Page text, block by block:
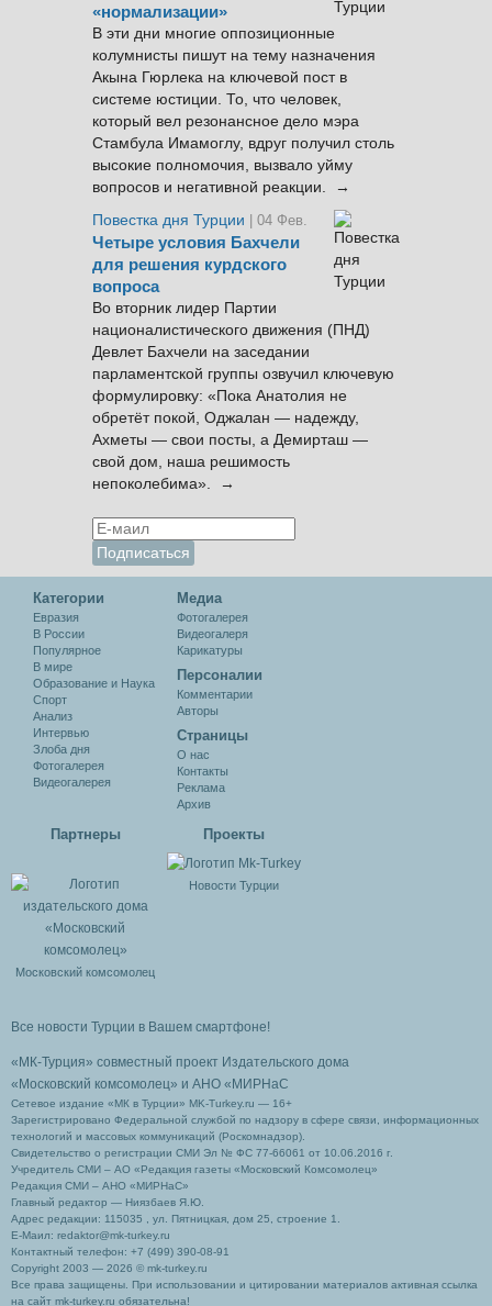
«нормализации»
В эти дни многие оппозиционные
колумнисты пишут на тему назначения
Акына Гюрлека на ключевой пост в
системе юстиции. То, что человек,
который вел резонансное дело мэра
Стамбула Имамоглу, вдруг получил столь
высокие полномочия, вызвало уйму
вопросов и негативной реакции. →
Повестка дня Турции
| 04 Фев.
Четыре условия Бахчели
для решения курдского
вопроса
Во вторник лидер Партии
националистического движения (ПНД)
Девлет Бахчели на заседании
парламентской группы озвучил ключевую
формулировку: «Пока Анатолия не
обретёт покой, Оджалан — надежду,
Ахметы — свои посты, а Демирташ —
свой дом, наша решимость
непоколебима». →
Категории
Евразия
В России
Популярное
В мире
Образование и Наука
Спорт
Анализ
Интервью
Злоба дня
Фотогалерея
Видеогалерея
Медиа
Фотогалерея
Видеогалеря
Карикатуры
Персоналии
Комментарии
Авторы
Cтраницы
О нас
Контакты
Реклама
Архив
Партнеры
Московский комсомолец
Проекты
Новости Турции
Все новости Турции в Вашем смартфоне!
«МК-Турция» совместный проект Издательского дома
«Московский комсомолец» и АНО «МИРНаС
Сетевое издание «МК в Турции» MK-Turkey.ru — 16+
Зарегистрировано Федеральной службой по надзору в сфере связи, информационных
технологий и массовых коммуникаций (Роскомнадзор).
Свидетельство о регистрации СМИ Эл № ФС 77-66061 от 10.06.2016 г.
Учредитель СМИ – АО «Редакция газеты «Московский Комсомолец»
Редакция СМИ – АНО «МИРНаС»
Главный редактор — Ниязбаев Я.Ю.
Адрес редакции: 115035 , ул. Пятницкая, дом 25, строение 1.
Е-Маил: redaktor@mk-turkey.ru
Контактный телефон: +7 (499) 390-08-91
Copyright 2003 — 2026 © mk-turkey.ru
Все права защищены. При использовании и цитировании материалов активная ссылка
на сайт mk-turkey.ru обязательна!